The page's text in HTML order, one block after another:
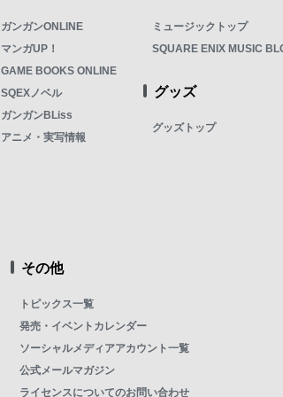
ガンガンONLINE
マンガUP！
GAME BOOKS ONLINE
SQEXノベル
ガンガンBLiss
アニメ・実写情報
ミュージックトップ
SQUARE ENIX MUSIC
グッズ
グッズトップ
その他
トピックス一覧
発売・イベントカレンダー
ソーシャルメディアアカウント一覧
公式メールマガジン
ライセンスについてのお問い合わせ